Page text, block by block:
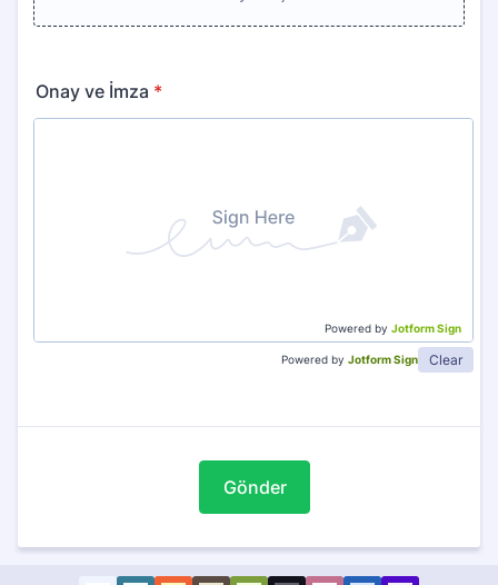
Onay ve İmza *
Powered by Jotform Sign
Powered by Jotform Sign Clear
Gönder